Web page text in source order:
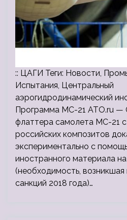
:: ЦАГИ Теги: Новости,
Испытания, Центральный
аэрогидродинамический
Программа МС-21 ATO.ru —
флаттера самолета МС-21
российских композитов
экспериментально с
иностранного материала
(необходимость, возникшая
санкций 2018 года)…